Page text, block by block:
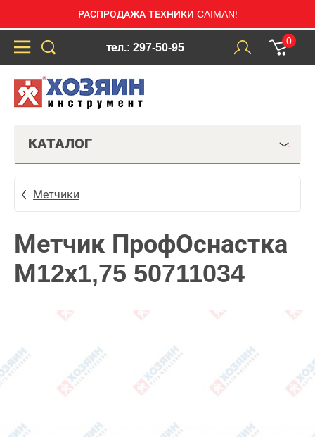
РАСПРОДАЖА ТЕХНИКИ CAIMAN!
тел.: 297-50-95
0
КАТАЛОГ
Метчики
Метчик ПрофОснастка
М12х1,75 50711034